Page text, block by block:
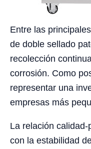
Entre las
de doble sellado
recolección
corrosión. Como
representar una
empresas más
La relación
con la estabilidad